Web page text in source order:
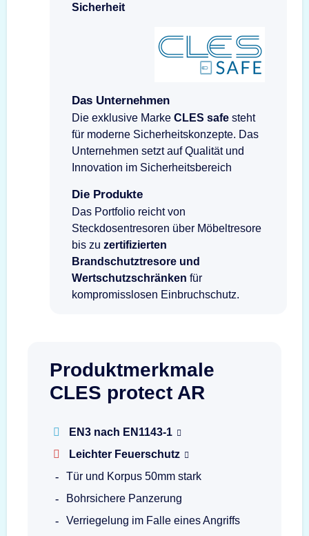
Sicherheit
Das Unternehmen
Die exklusive Marke CLES safe steht
für moderne Sicherheitskonzepte. Das
Unternehmen setzt auf Qualität und
Innovation im Sicherheitsbereich
Die Produkte
Das Portfolio reicht von
Steckdosentresoren über Möbeltresore
bis zu zertifizierten
Brandschutztresore und
Wertschutzschränken für
kompromisslosen Einbruchschutz.
Produktmerkmale
CLES protect AR
EN3 nach EN1143-1
Leichter Feuerschutz
Tür und Korpus 50mm stark
Bohrsichere Panzerung
Verriegelung im Falle eines Angriffs